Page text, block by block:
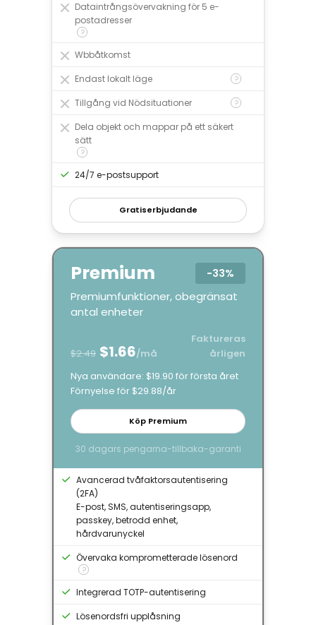
Dataintrångsövervakning för 5 e-
postadresser
?
Wbbåtkomst
Endast lokalt läge
?
Tillgång vid Nödsituationer ?
Dela objekt och mappar på ett säkert
sätt
?
24/7 e-postsupport
Gratiserbjudande
Premium −33%
Premiumfunktioner, obegränsat
antal enheter
$2.49 $1.66/må
Faktureras
årligen
Nya användare: $19.90 för första året
Förnyelse för $29.88/år
Köp Premium
30 dagars pengarna-tillbaka-garanti
Avancerad tvåfaktorsautentisering
(2FA)
E-post, SMS, autentiseringsapp,
passkey, betrodd enhet,
hårdvarunyckel
Övervaka komprometterade lösenord
?
Integrerad TOTP-autentisering
Lösenordsfri upplåsning